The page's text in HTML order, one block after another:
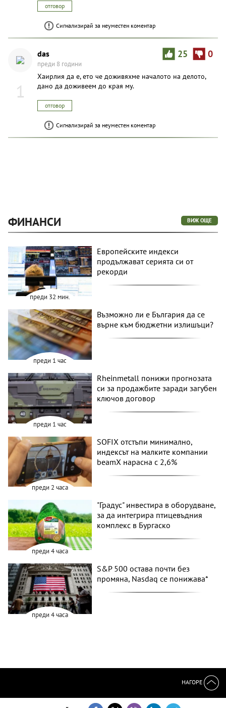
отговор
Сигнализирай за неуместен коментар
1
25 0
das
преди 8 години
Хаирлия да е, ето че доживяхме началото на делото,
дано да доживеем до края му.
отговор
Сигнализирай за неуместен коментар
ФИНАНСИ ВИЖ ОЩЕ
преди 32 мин.
Европейските индекси
продължават серията си от
рекорди
преди 1 час
Възможно ли е България да се
върне към бюджетни излишъци?
преди 1 час
Rheinmetall понижи прогнозата
си за продажбите заради загубен
ключов договор
преди 2 часа
SOFIX отстъпи минимално,
индексът на малките компании
beamX нарасна с 2,6%
преди 4 часа
"Градус" инвестира в оборудване,
за да интегрира птицевъдния
комплекс в Бургаско
преди 4 часа
S&P 500 остава почти без
промяна, Nasdaq се понижава*
НАГОРЕ